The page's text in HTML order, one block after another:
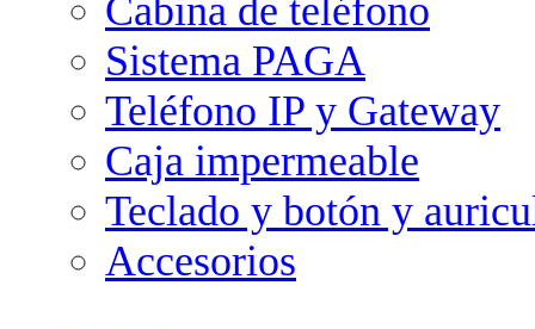
Cabina de teléfono
Sistema PAGA
Teléfono IP y Gateway
Caja impermeable
Teclado y botón y
Accesorios